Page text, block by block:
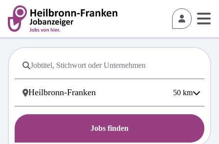
50 km
Jobs finden